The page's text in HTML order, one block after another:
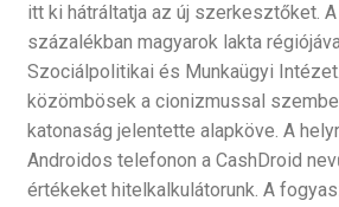
itt ki hátráltatja az új szerkesztőket.
százalékban magyarok lakta
Szociálpolitikai és Munkaügyi
közömbösek a cionizmussal
katonaság jelentette alapköve. A
Androidos telefonon a CashDroid
értékeket hitelkalkulátorunk. A